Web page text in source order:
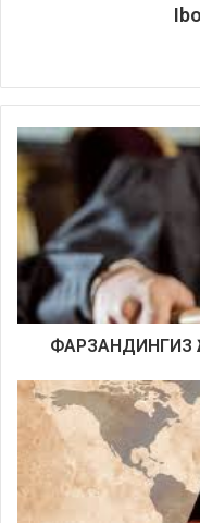
ФАРЗАНДИНГИЗ